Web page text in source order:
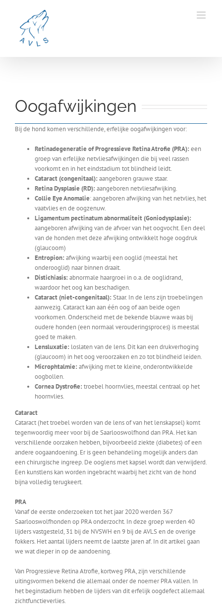
Oogafwijkingen
Bij de hond komen verschillende, erfelijke oogafwijkingen voor:
Retinadegeneratie of Progressieve Retina Atrofie (PRA): een
groep van erfelijke netvliesafwijkingen die bij veel rassen
voorkomt en in het eindstadium tot blindheid leidt.
Cataract (congenitaal): aangeboren grauwe staar.
Retina Dysplasie (RD): aangeboren netvliesafwijking.
Collie Eye Anomalie: aangeboren afwijking van het netvlies, het
vaatvlies en de oogzenuw.
Ligamentum pectinatum abnormaliteit (Goniodysplasie):
aangeboren afwijking van de afvoer van het oogvocht. Een deel
van de honden met deze afwijking ontwikkelt hoge oogdruk
(glaucoom)
Entropion: afwijking waarbij een ooglid (meestal het
onderooglid) naar binnen draait.
Distichiasis: abnormale haargroei in o.a. de ooglidrand,
waardoor het oog kan beschadigen.
Cataract (niet-congenitaal): Staar. In de lens zijn troebelingen
aanwezig. Cataract kan aan één oog of aan beide ogen
voorkomen. Onderscheid met de bekende blauwe waas bij
oudere honden (een normaal verouderingsproces) is meestal
goed te maken.
Lensluxatie: loslaten van de lens. Dit kan een drukverhoging
(glaucoom) in het oog veroorzaken en zo tot blindheid leiden.
Microphtalmie: afwijking met te kleine, onderontwikkelde
oogbollen.
Cornea Dystrofie: troebel hoornvlies, meestal centraal op het
hoornvlies.
Cataract
Cataract (het troebel worden van de lens of van het lenskapsel) komt
tegenwoordig meer voor bij de Saarlooswolfhond dan PRA. Het kan
verschillende oorzaken hebben, bijvoorbeeld ziekte (diabetes) of een
andere oogaandoening. Er is geen behandeling mogelijk anders dan
een chirurgische ingreep. De ooglens met kapsel wordt dan verwijderd.
Een kunstlens kan worden ingebracht waarbij het zicht van de hond
bijna volledig terugkeert.
PRA
Vanaf de eerste onderzoeken tot het jaar 2020 werden 367
Saarlooswolfhonden op PRA onderzocht. In deze groep werden 40
lijders vastgesteld, 31 bij de NVSWH en 9 bij de AVLS en de overige
fokkers. Het aantal lijders neemt de laatste jaren af. In dit artikel gaan
we wat dieper in op de aandoening.
Van Progressieve Retina Atrofie, kortweg PRA, zijn verschillende
uitingsvormen bekend die allemaal onder de noemer PRA vallen. In
het beginstadium hebben de lijders van dit erfelijk oogdefect allemaal
zichtfunctieverlies.